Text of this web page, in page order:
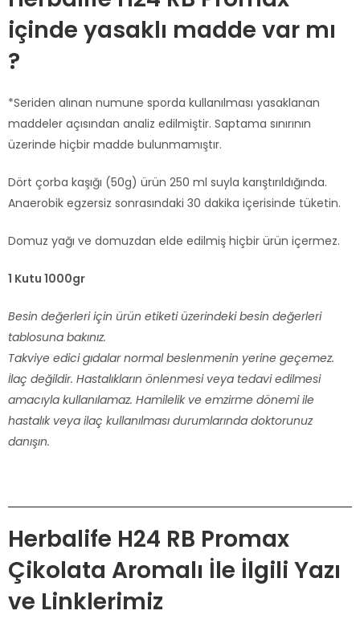
içinde yasaklı madde var mı
?
*Seriden alınan numune sporda kullanılması yasaklanan
maddeler açısından analiz edilmiştir. Saptama sınırının
üzerinde hiçbir madde bulunmamıştır.
Dört çorba kaşığı (50g) ürün 250 ml suyla karıştırıldığında.
Anaerobik egzersiz sonrasındaki 30 dakika içerisinde tüketin.
Domuz yağı ve domuzdan elde edilmiş hiçbir ürün içermez.
1 Kutu 1000gr
Besin değerleri için ürün etiketi üzerindeki besin değerleri
tablosuna bakınız.
Takviye edici gıdalar normal beslenmenin yerine geçemez.
İlaç değildir. Hastalıkların önlenmesi veya tedavi edilmesi
amacıyla kullanılamaz. Hamilelik ve emzirme dönemi ile
hastalık veya ilaç kullanılması durumlarında doktorunuz
danışın.
Herbalife H24 RB Promax
Çikolata Aromalı İle İlgili Yazı
ve Linklerimiz